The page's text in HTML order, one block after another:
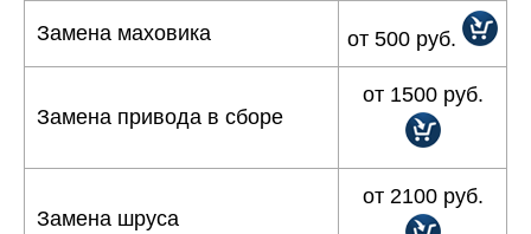
Замена маховика от 500 руб.
Замена привода в сборе
от 1500 руб.
Замена шруса
от 2100 руб.